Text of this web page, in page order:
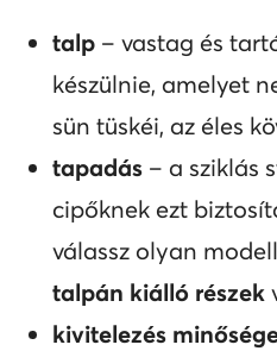
talp – vastag és
készülnie, amelyet
sün tüskéi, az éles
tapadás – a sziklás
cipőknek ezt
válassz olyan
talpán kiálló részek
kivitelezés